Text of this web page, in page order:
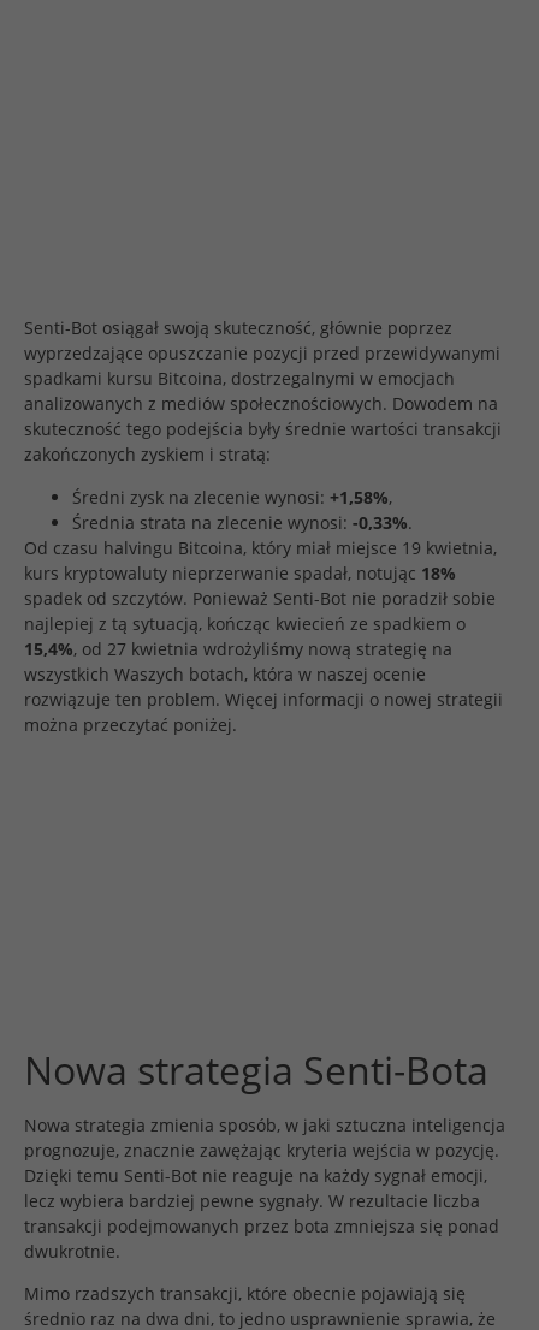
Senti-Bot osiągał swoją skuteczność, głównie poprzez
wyprzedzające opuszczanie pozycji przed przewidywanymi
spadkami kursu Bitcoina, dostrzegalnymi w emocjach
analizowanych z mediów społecznościowych. Dowodem na
skuteczność tego podejścia były średnie wartości transakcji
zakończonych zyskiem i stratą:
Średni zysk na zlecenie wynosi: +1,58%,
Średnia strata na zlecenie wynosi: -0,33%.
Od czasu halvingu Bitcoina, który miał miejsce 19 kwietnia,
kurs kryptowaluty nieprzerwanie spadał, notując 18%
spadek od szczytów. Ponieważ Senti-Bot nie poradził sobie
najlepiej z tą sytuacją, kończąc kwiecień ze spadkiem o
15,4%, od 27 kwietnia wdrożyliśmy nową strategię na
wszystkich Waszych botach, która w naszej ocenie
rozwiązuje ten problem. Więcej informacji o nowej strategii
można przeczytać poniżej.
Nowa strategia Senti-Bota
Nowa strategia zmienia sposób, w jaki sztuczna inteligencja
prognozuje, znacznie zawężając kryteria wejścia w pozycję.
Dzięki temu Senti-Bot nie reaguje na każdy sygnał emocji,
lecz wybiera bardziej pewne sygnały. W rezultacie liczba
transakcji podejmowanych przez bota zmniejsza się ponad
dwukrotnie.
Mimo rzadszych transakcji, które obecnie pojawiają się
średnio raz na dwa dni, to jedno usprawnienie sprawia, że